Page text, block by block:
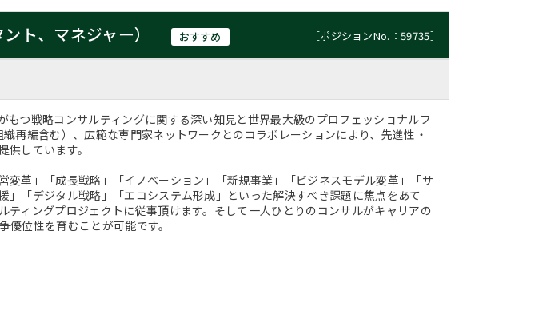
ト、マネジャー） おすすめ ［ポジションNo.：59735］
もつ戦略コンサルティングに関する深い知見と世界最大級のプロフェッショナルフ
再編含む）、広範な専門家ネットワークとのコラボレーションにより、先進性・
しています。
変革」「成長戦略」「イノベーション」「新規事業」「ビジネスモデル変革」「サ
」「デジタル戦略」「エコシステム形成」といった解決すべき課題に焦点をあて
ティングプロジェクトに従事頂けます。そして一人ひとりのコンサルがキャリアの
位性を育むことが可能です。